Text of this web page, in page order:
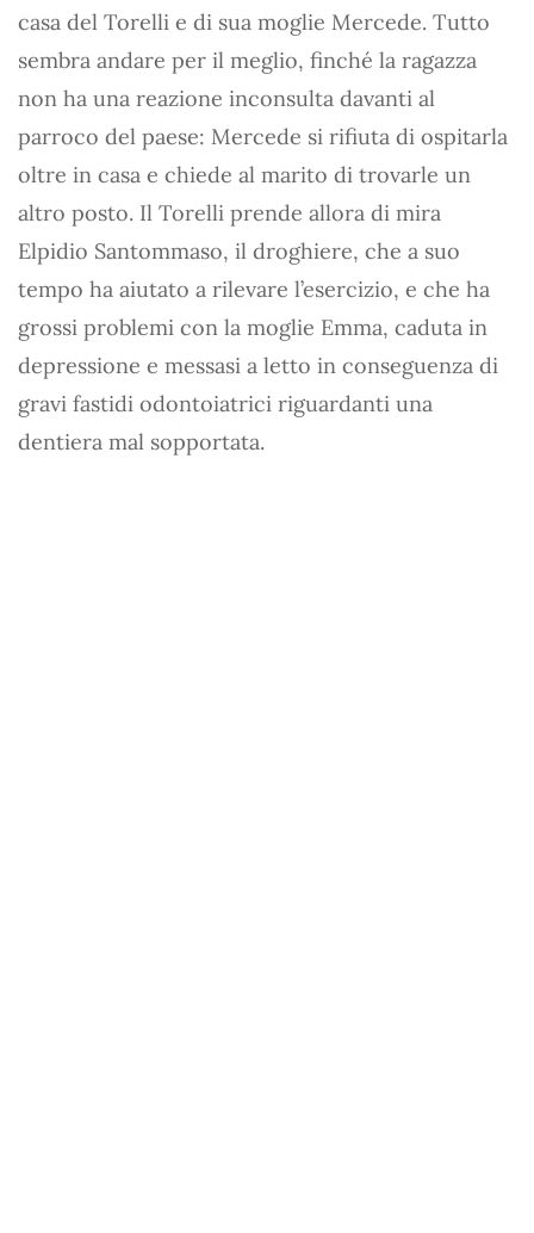
casa del Torelli e di sua moglie Mercede. Tutto
sembra andare per il meglio, finché la ragazza
non ha una reazione inconsulta davanti al
parroco del paese: Mercede si rifiuta di ospitarla
oltre in casa e chiede al marito di trovarle un
altro posto. Il Torelli prende allora di mira
Elpidio Santommaso, il droghiere, che a suo
tempo ha aiutato a rilevare l’esercizio, e che ha
grossi problemi con la moglie Emma, caduta in
depressione e messasi a letto in conseguenza di
gravi fastidi odontoiatrici riguardanti una
dentiera mal sopportata.